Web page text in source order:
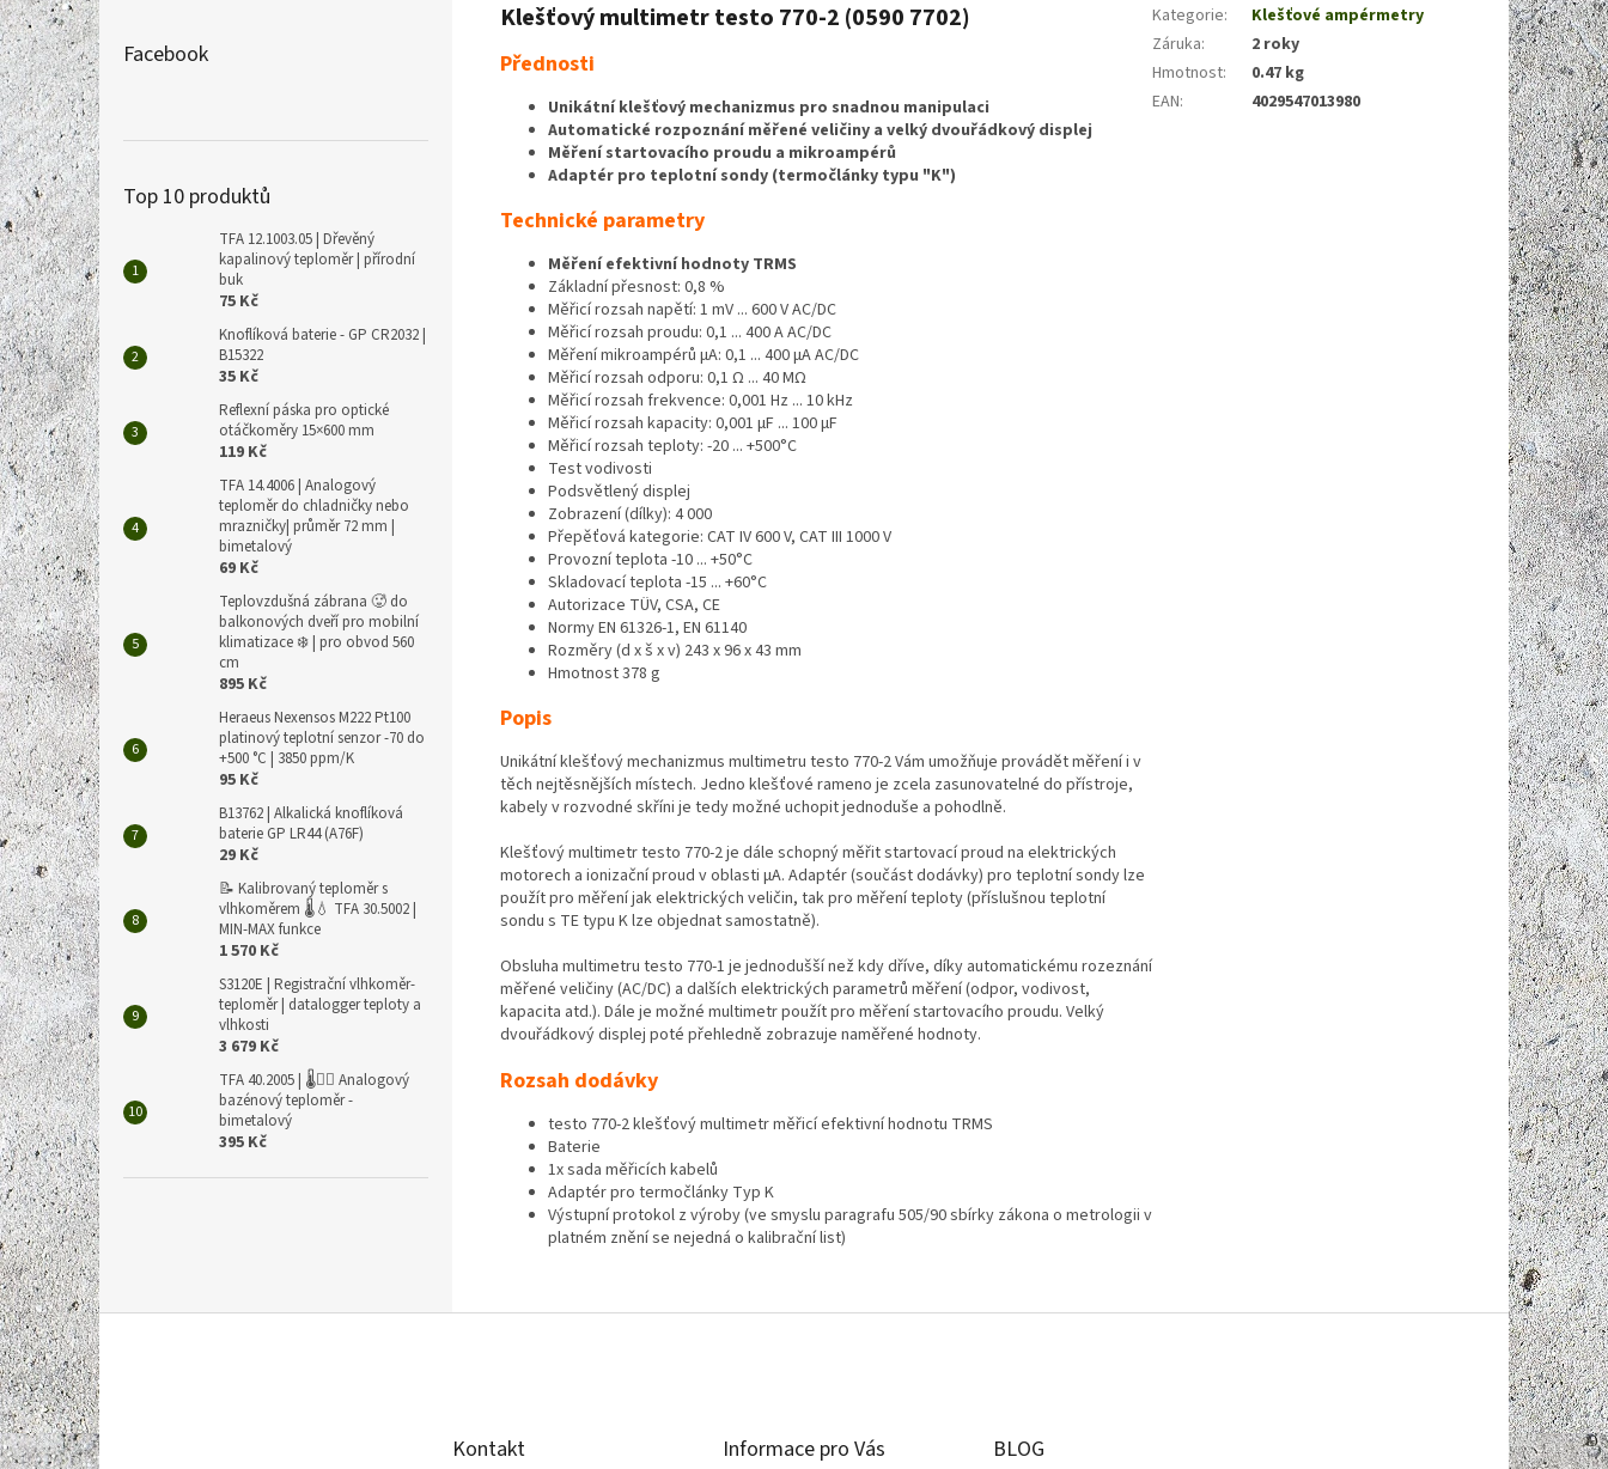
Facebook
Top 10 produktů
TFA 12.1003.05 | Dřevěný
kapalinový teploměr | přírodní
buk
75 Kč
Knoflíková baterie - GP CR2032 |
B15322
35 Kč
Reflexní páska pro optické
otáčkoměry 15×600 mm
119 Kč
TFA 14.4006 | Analogový
teploměr do chladničky nebo
mrazničky| průměr 72 mm |
bimetalový
69 Kč
Teplovzdušná zábrana 🥵 do
balkonových dveří pro mobilní
klimatizace ❄️ | pro obvod 560
cm
895 Kč
Heraeus Nexensos M222 Pt100
platinový teplotní senzor -70 do
+500 °C | 3850 ppm/K
95 Kč
B13762 | Alkalická knoflíková
baterie GP LR44 (A76F)
29 Kč
📝 Kalibrovaný teploměr s
vlhkoměrem 🌡️💧 TFA 30.5002 |
MIN-MAX funkce
1 570 Kč
S3120E | Registrační vlhkoměr-
teploměr | datalogger teploty a
vlhkosti
3 679 Kč
TFA 40.2005 | 🌡️🏊‍♀️ Analogový
bazénový teploměr -
bimetalový
395 Kč
Klešťový multimetr testo 770-2 (0590 7702)
Přednosti
Unikátní klešťový mechanizmus pro snadnou manipulaci
Automatické rozpoznání měřené veličiny a velký dvouřádkový displej
Měření startovacího proudu a mikroampérů
Adaptér pro teplotní sondy (termočlánky typu "K")
Technické parametry
Měření efektivní hodnoty TRMS
Základní přesnost: 0,8 %
Měřicí rozsah napětí: 1 mV ... 600 V AC/DC
Měřicí rozsah proudu: 0,1 ... 400 A AC/DC
Měření mikroampérů µA: 0,1 ... 400 µA AC/DC
Měřicí rozsah odporu: 0,1 Ω ... 40 MΩ
Měřicí rozsah frekvence: 0,001 Hz ... 10 kHz
Měřicí rozsah kapacity: 0,001 µF ... 100 µF
Měřicí rozsah teploty: -20 ... +500°C
Test vodivosti
Podsvětlený displej
Zobrazení (dílky): 4 000
Přepěťová kategorie: CAT IV 600 V, CAT III 1000 V
Provozní teplota -10 ... +50°C
Skladovací teplota -15 ... +60°C
Autorizace TÜV, CSA, CE
Normy EN 61326-1, EN 61140
Rozměry (d x š x v) 243 x 96 x 43 mm
Hmotnost 378 g
Popis
Unikátní klešťový mechanizmus multimetru testo 770-2 Vám umožňuje provádět měření i v
těch nejtěsnějších místech. Jedno klešťové rameno je zcela zasunovatelné do přístroje,
kabely v rozvodné skříni je tedy možné uchopit jednoduše a pohodlně.
Klešťový multimetr testo 770-2 je dále schopný měřit startovací proud na elektrických
motorech a ionizační proud v oblasti µA. Adaptér (součást dodávky) pro teplotní sondy lze
použít pro měření jak elektrických veličin, tak pro měření teploty (příslušnou teplotní
sondu s TE typu K lze objednat samostatně).
Obsluha multimetru testo 770-1 je jednodušší než kdy dříve, díky automatickému rozeznání
měřené veličiny (AC/DC) a dalších elektrických parametrů měření (odpor, vodivost,
kapacita atd.). Dále je možné multimetr použít pro měření startovacího proudu. Velký
dvouřádkový displej poté přehledně zobrazuje naměřené hodnoty.
Rozsah dodávky
testo 770-2 klešťový multimetr měřicí efektivní hodnotu TRMS
Baterie
1x sada měřicích kabelů
Adaptér pro termočlánky Typ K
Výstupní protokol z výroby (ve smyslu paragrafu 505/90 sbírky zákona o metrologii v
platném znění se nejedná o kalibrační list)
Kategorie:
Klešťové ampérmetry
Záruka:
2 roky
Hmotnost:
0.47 kg
EAN: 4029547013980
Z
á
p
a
t
í Kontakt Informace pro Vás BLOG